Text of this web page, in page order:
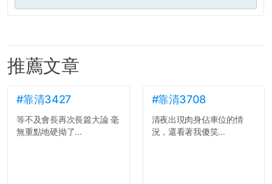
推薦文章
#靠清3427
等不及會長再次長篇大論 毫
無重點地硬拗了...
#靠清3708
清夜出現肉身佔車位的情
況，還看著我傻笑...